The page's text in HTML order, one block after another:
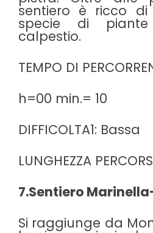
sentiero è ricco
specie di
calpestio.
TEMPO DI
h=00 min.= 10
DIFFICOLTA1: Bassa
LUNGHEZZA
7.Sentiero
Si raggiunge da